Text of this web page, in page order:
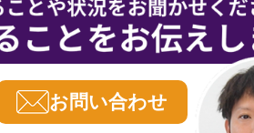
お問い合わせ